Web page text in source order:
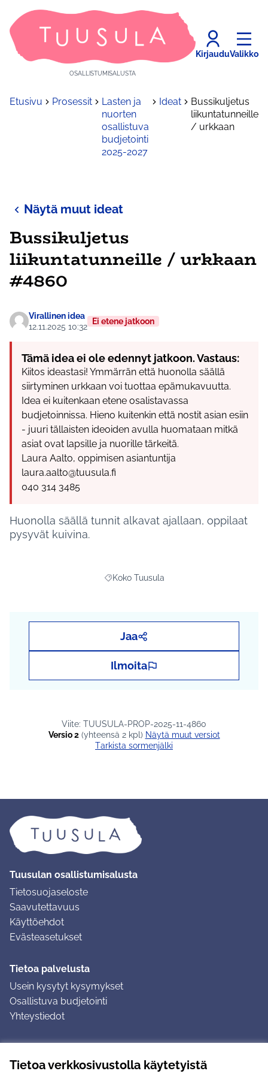
Tietoa verkkosivustolla käytetyistä
OSALLISTUMISALUSTA
KirjauduValikko
Etusivu Prosessit
Lasten ja
nuorten
osallistuva
budjetointi
2025-2027
Ideat
Bussikuljetus
liikuntatunneille
/ urkkaan
Näytä muut ideat
Bussikuljetus
liikuntatunneille / urkkaan
#4860
Virallinen idea
12.11.2025 10:32
Ei etene jatkoon
Tämä idea ei ole edennyt jatkoon. Vastaus:
Kiitos ideastasi! Ymmärrän että huonolla säällä
siirtyminen urkkaan voi tuottaa epämukavuutta.
Idea ei kuitenkaan etene osalistavassa
budjetoinnissa. Hieno kuitenkin että nostit asian esiin
- juuri tällaisten ideoiden avulla huomataan mitkä
asiat ovat lapsille ja nuorille tärkeitä.
Laura Aalto, oppimisen asiantuntija
laura.aalto@tuusula.fi
040 314 3485
Huonolla säällä tunnit alkavat ajallaan, oppilaat
pysyvät kuivina.
Rajaa tulokset teeman mukaan: Koko
Koko Tuusula
Jaa
Ilmoita
Viite: TUUSULA-PROP-2025-11-4860
Versio 2(yhteensä 2 kpl)
näytä muut versiot
Tarkista sormenjälki
Tuusulan osallistumisalusta
Tietosuojaseloste
Saavutettavuus
Käyttöehdot
Evästeasetukset
Tietoa palvelusta
Usein kysytyt kysymykset
Osallistuva budjetointi
Yhteystiedot
Ohjeet kirjautumiseen